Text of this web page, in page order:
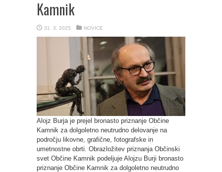
Kamnik
31. 3. 2025 NOVICE
Alojz Burja je prejel bronasto priznanje Občine
Kamnik za dolgoletno neutrudno delovanje na
področju likovne, grafične, fotografske in
umetnostne obrti. Obrazložitev priznanja Občinski
svet Občine Kamnik podeljuje Alojzu Burji bronasto
priznanje Občine Kamnik za dolgoletno neutrudno